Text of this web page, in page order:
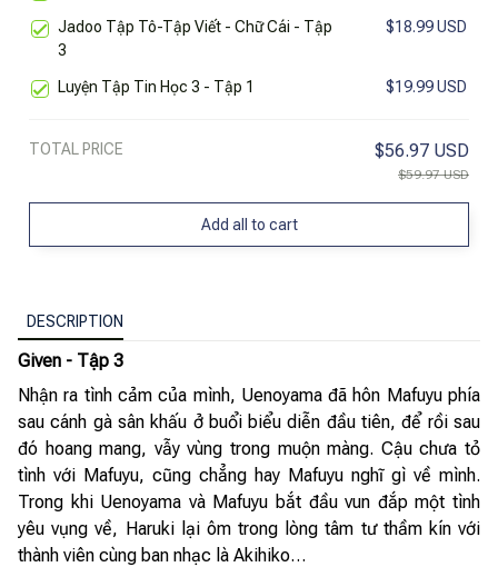
Jadoo Tập Tô-Tập Viết - Chữ Cái - Tập
3
$18.99 USD
Luyện Tập Tin Học 3 - Tập 1 $19.99 USD
TOTAL PRICE $56.97 USD
$59.97 USD
Add all to cart
DESCRIPTION
Given - Tập 3
Nhận ra tình cảm của mình, Uenoyama đã hôn Mafuyu phía
sau cánh gà sân khấu ở buổi biểu diễn đầu tiên, để rồi sau
đó hoang mang, vẫy vùng trong muộn màng. Cậu chưa tỏ
tình với Mafuyu, cũng chẳng hay Mafuyu nghĩ gì về mình.
Trong khi Uenoyama và Mafuyu bắt đầu vun đắp một tình
yêu vụng về, Haruki lại ôm trong lòng tâm tư thầm kín với
thành viên cùng ban nhạc là Akihiko…